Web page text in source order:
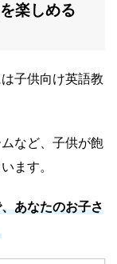
楽しめる
子供向け英語教
など、子供が飽
ます。
あなたのお子さ